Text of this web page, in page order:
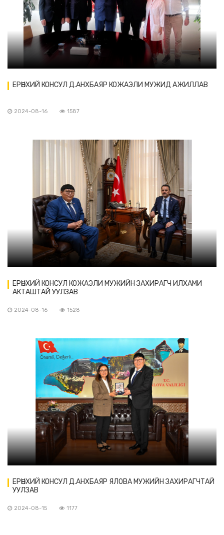
ЕРӨНХИЙ КОНСУЛ Д.АНХБАЯР КОЖАЭЛИ МУЖИД АЖИЛЛАВ
2024-08-16 1587
ЕРӨНХИЙ КОНСУЛ КОЖАЭЛИ МУЖИЙН ЗАХИРАГЧ ИЛХАМИ
АКТАШТАЙ УУЛЗАВ
2024-08-16 1528
ЕРӨНХИЙ КОНСУЛ Д.АНХБАЯР ЯЛОВА МУЖИЙН ЗАХИРАГЧТАЙ
УУЛЗАВ
2024-08-15 1177